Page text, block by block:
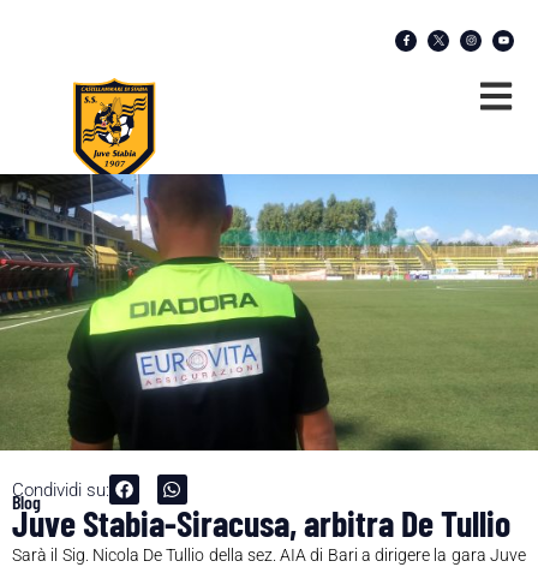
Condividi su:
Blog
Juve Stabia-Siracusa, arbitra De Tullio
Sarà il Sig. Nicola De Tullio della sez. AIA di Bari a dirigere la gara Juve